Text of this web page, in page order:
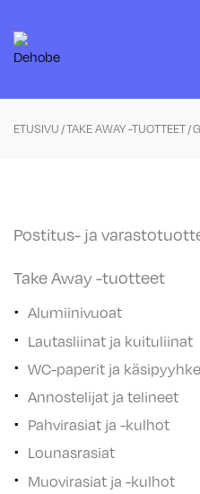
content
ETUSIVU /TAKE AWAY -TUOTTEET/
Postitus- ja
Take Away -tuotteet
Alumiinivuoat
Lautasliinat ja kuituliinat
WC-paperit ja
Annostelijat ja telineet
Pahvirasiat ja -kulhot
Lounasrasiat
Muovirasiat ja -kulhot